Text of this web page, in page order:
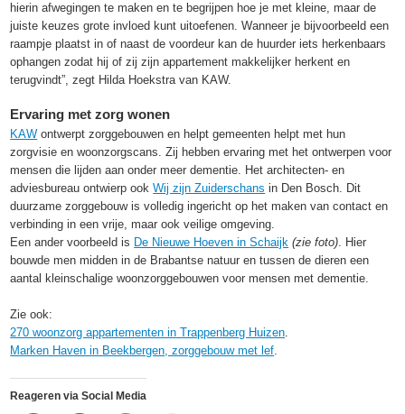
hierin afwegingen te maken en te begrijpen hoe je met kleine, maar de
juiste keuzes grote invloed kunt uitoefenen. Wanneer je bijvoorbeeld een
raampje plaatst in of naast de voordeur kan de huurder iets herkenbaars
ophangen zodat hij of zij zijn appartement makkelijker herkent en
terugvindt”, zegt Hilda Hoekstra van KAW.
Ervaring met zorg wonen
KAW ontwerpt zorggebouwen en helpt gemeenten helpt met hun
zorgvisie en woonzorgscans. Zij hebben ervaring met het ontwerpen voor
mensen die lijden aan onder meer dementie. Het architecten- en
adviesbureau ontwierp ookWij zijn Zuiderschans in Den Bosch. Dit
duurzame zorggebouw is volledig ingericht op het maken van contact en
verbinding in een vrije, maar ook veilige omgeving.
Een ander voorbeeld is De Nieuwe Hoeven in Schaijk (zie foto). Hier
bouwde men midden in de Brabantse natuur en tussen de dieren een
aantal kleinschalige woonzorggebouwen voor mensen met dementie.
Zie ook:
270 woonzorg appartementen in Trappenberg Huizen.
Marken Haven in Beekbergen, zorggebouw met lef.
Reageren via Social Media